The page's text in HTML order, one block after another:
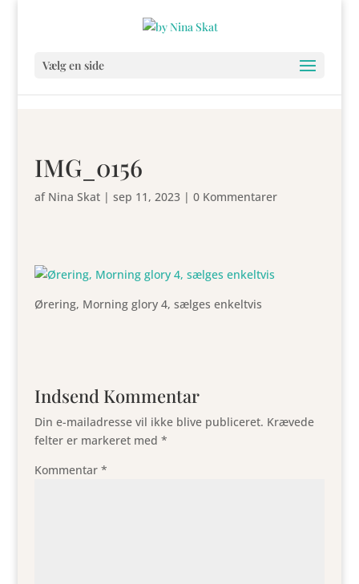
Vælg en side
IMG_0156
af Nina Skat| sep 11, 2023| 0 Kommentarer
Ørering, Morning glory 4, sælges enkeltvis
Indsend Kommentar
Din e-mailadresse vil ikke blive publiceret. Krævede
felter er markeret med *
Kommentar *